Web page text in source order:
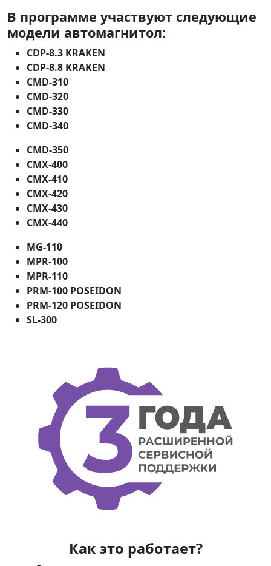
В программе участвуют следующие
модели автомагнитол:
CDP-8.3 KRAKEN
CDP-8.8 KRAKEN
CMD-310
CMD-320
CMD-330
CMD-340
CMD-350
CMX-400
CMX-410
CMX-420
CMX-430
CMX-440
MG-110
MPR-100
MPR-110
PRM-100 POSEIDON
PRM-120 POSEIDON
SL-300
Как это работает?